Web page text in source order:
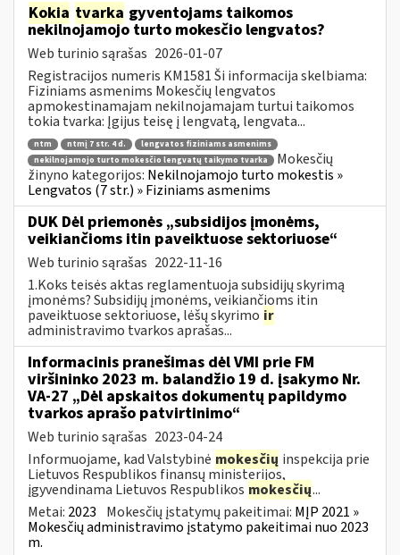
Kokia tvarka gyventojams taikomos
nekilnojamojo turto mokesčio lengvatos?
Web turinio sąrašas 2026-01-07
Registracijos numeris KM1581 Ši informacija skelbiama:
Fiziniams asmenims Mokesčių lengvatos
apmokestinamajam nekilnojamajam turtui taikomos
tokia tvarka: Įgijus teisę į lengvatą, lengvata...
ntm ntmį 7 str. 4 d.
lengvatos fiziniams asmenims
nekilnojamojo turto mokesčio lengvatų taikymo tvarka
Mokesčių
žinyno kategorijos: Nekilnojamojo turto mokestis »
Lengvatos (7 str.) » Fiziniams asmenims
DUK Dėl priemonės „subsidijos įmonėms,
veikiančioms itin paveiktuose sektoriuose“
Web turinio sąrašas 2022-11-16
1.Koks teisės aktas reglamentuoja subsidijų skyrimą
įmonėms? Subsidijų įmonėms, veikiančioms itin
paveiktuose sektoriuose, lėšų skyrimo ir
administravimo tvarkos aprašas...
Informacinis pranešimas dėl VMI prie FM
viršininko 2023 m. balandžio 19 d. įsakymo Nr.
VA-27 „Dėl apskaitos dokumentų papildymo
tvarkos aprašo patvirtinimo“
Web turinio sąrašas 2023-04-24
Informuojame, kad Valstybinė mokesčių inspekcija prie
Lietuvos Respublikos finansų ministerijos,
įgyvendinama Lietuvos Respublikos mokesčių...
Metai: 2023 Mokesčių įstatymų pakeitimai: MĮP 2021 »
Mokesčių administravimo įstatymo pakeitimai nuo 2023
m.